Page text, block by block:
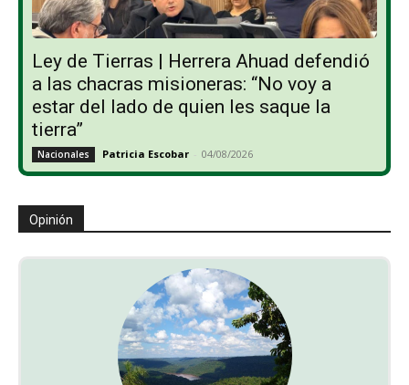
Ley de Tierras | Herrera Ahuad defendió
a las chacras misioneras: “No voy a
estar del lado de quien les saque la
tierra”
Nacionales Patricia Escobar - 04/08/2026
Opinión